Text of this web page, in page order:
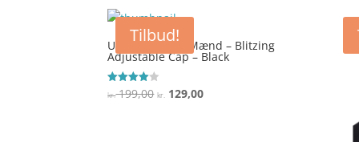
Tilbud!
Under Armour Mænd – Blitzing
Adjustable Cap – Black
Vurderet
4
kr.199,00Den
kr. 129,00Den